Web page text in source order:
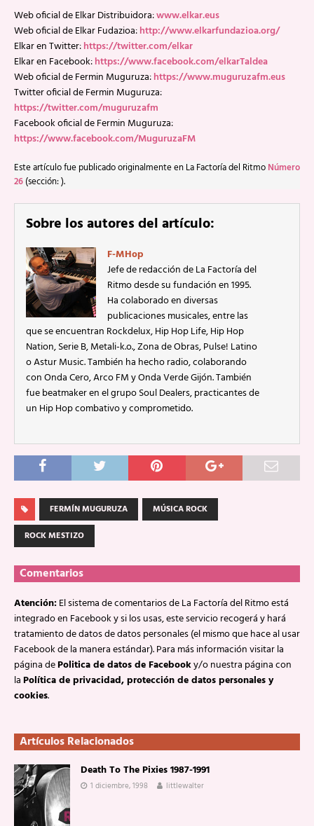
Web oficial de Elkar Distribuidora:www.elkar.eus
Web oficial de Elkar Fudazioa:http://www.elkarfundazioa.org/
Elkar en Twitter:https://twitter.com/elkar
Elkar en Facebook:https://www.facebook.com/elkarTaldea
Web oficial de Fermin Muguruza:https://www.muguruzafm.eus
Twitter oficial de Fermin Muguruza:
https://twitter.com/muguruzafm
Facebook oficial de Fermin Muguruza:
https://www.facebook.com/MuguruzaFM
Este artículo fue publicado originalmente en La Factoría del Ritmo Número
26 (sección: ).
Sobre los autores del artículo:
F-MHop
Jefe de redacción de La Factoría del
Ritmo desde su fundación en 1995.
Ha colaborado en diversas
publicaciones musicales, entre las
que se encuentran Rockdelux, Hip Hop Life, Hip Hop
Nation, Serie B, Metali-k.o., Zona de Obras, Pulse! Latino
o Astur Music. También ha hecho radio, colaborando
con Onda Cero, Arco FM y Onda Verde Gijón. También
fue beatmaker en el grupo Soul Dealers, practicantes de
un Hip Hop combativo y comprometido.
FERMÍN MUGURUZA
MÚSICA ROCK
ROCK MESTIZO
Comentarios
Atención:El sistema de comentarios de La Factoría del Ritmo está
integrado en Facebook y si los usas, este servicio recogerá y hará
tratamiento de datos de datos personales (el mismo que hace al usar
Facebook de la manera estándar). Para más información visitar la
página dePolitica de datos de Facebooky/o nuestra página con
laPolítica de privacidad, protección de datos personales y
cookies.
Artículos Relacionados
Death To The Pixies 1987-1991
1 diciembre, 1998 littlewalter